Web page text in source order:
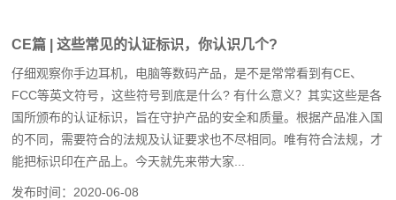
CE篇 | 这些常见的认证标识，你认识几个?
仔细观察你手边耳机，电脑等数码产品，是不是常常看到有CE、
FCC等英文符号，这些符号到底是什么? 有什么意义？其实这些是各
国所颁布的认证标识，旨在守护产品的安全和质量。根据产品准入国
的不同，需要符合的法规及认证要求也不尽相同。唯有符合法规，才
能把标识印在产品上。今天就先来带大家...
发布时间： 2020-06-08